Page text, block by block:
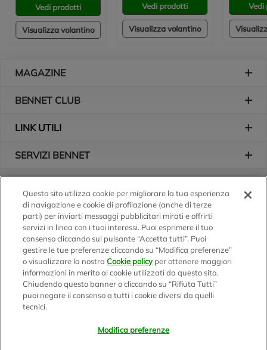
Vedi prodotti
Visualizza volantino
Vedi prodotti
Visualizza volantino
Vedi
MAGAZINE
BENNET CLUB
LINK UTILI
SERVIZI BENNET
Logo Bennet
Seguici sui nostri canali
Scarica l'app
Questo sito utilizza cookie per migliorare la tua esperienza
di navigazione e cookie di profilazione (anche di terze
parti) per inviarti messaggi pubblicitari mirati e offrirti
servizi in linea con i tuoi interessi. Puoi esprimere il tuo
consenso cliccando sul pulsante “Accetta tutti”. Puoi
gestire le tue preferenze cliccando su “Modifica preferenze”
o visualizzare la nostraCookie policyper ottenere maggiori
informazioni in merito ai cookie utilizzati da questo sito.
Chiudendo questo banner o cliccando su “Rifiuta Tutti”
puoi negare il consenso a tutti i cookie diversi da quelli
tecnici.
Modifica preferenze